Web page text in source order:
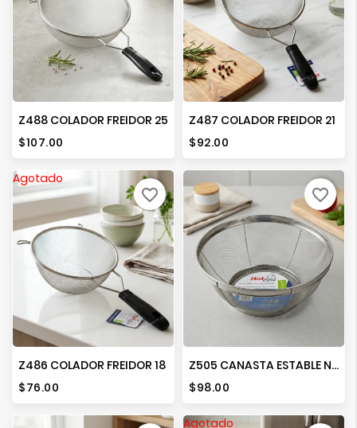
Z488 COLADOR FREIDOR 25
Precio
$107.00
Z487 COLADOR FREIDOR 21
Precio
$92.00
Agotado
Z486 COLADOR FREIDOR 18
Precio
$76.00
favorite_border
Z505 CANASTA ESTABLE NO. 31
Precio
$98.00
favorite_border
Agotado